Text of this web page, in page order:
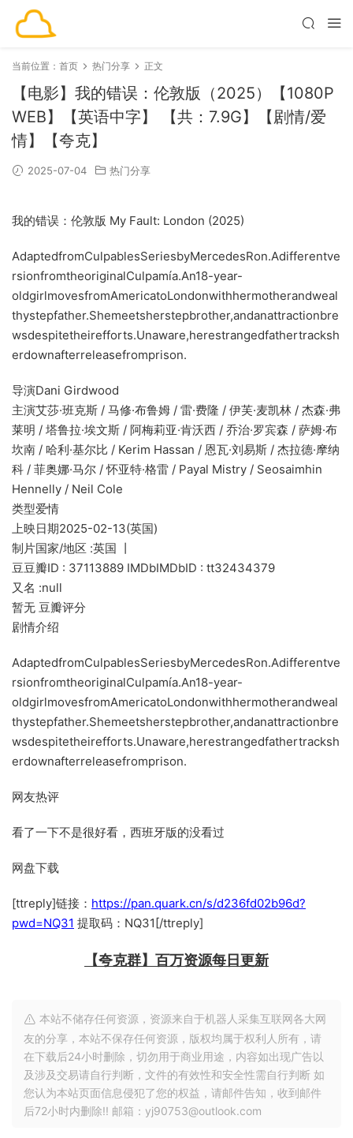
当前位置： 首页 热门分享 正文
【电影】我的错误：伦敦版（2025）【1080P
WEB】【英语中字】 【共：7.9G】【剧情/爱
情】【夸克】
2025-07-04 热门分享
我的错误：伦敦版 My Fault: London (2025)
AdaptedfromCulpablesSeriesbyMercedesRon.Adifferentve
rsionfromtheoriginalCulpamía.An18-year-
oldgirlmovesfromAmericatoLondonwithhermotherandweal
thystepfather.Shemeetsherstepbrother,andanattractionbre
wsdespitetheirefforts.Unaware,herestrangedfathertracksh
erdownafterreleasefromprison.
导演Dani Girdwood
主演艾莎·班克斯 / 马修·布鲁姆 / 雷·费隆 / 伊芙·麦凯林 / 杰森·弗
莱明 / 塔鲁拉·埃文斯 / 阿梅莉亚·肯沃西 / 乔治·罗宾森 / 萨姆·布
坎南 / 哈利·基尔比 / Kerim Hassan / 恩瓦·刘易斯 / 杰拉德·摩纳
科 / 菲奥娜·马尔 / 怀亚特·格雷 / Payal Mistry / Seosaimhin
Hennelly / Neil Cole
类型爱情
上映日期2025-02-13(英国)
制片国家/地区 :英国 丨
豆豆瓣ID : 37113889 IMDbIMDbID : tt32434379
又名 :null
暂无 豆瓣评分
剧情介绍
AdaptedfromCulpablesSeriesbyMercedesRon.Adifferentve
rsionfromtheoriginalCulpamía.An18-year-
oldgirlmovesfromAmericatoLondonwithhermotherandweal
thystepfather.Shemeetsherstepbrother,andanattractionbre
wsdespitetheirefforts.Unaware,herestrangedfathertracksh
erdownafterreleasefromprison.
网友热评
看了一下不是很好看，西班牙版的没看过
网盘下载
[ttreply]链接： https://pan.quark.cn/s/d236fd02b96d?
pwd=NQ31 提取码：NQ31[/ttreply]
【夸克群】百万资源每日更新
本站不储存任何资源，资源来自于机器人采集互联网各大网
友的分享，本站不保存任何资源，版权均属于权利人所有，请
在下载后24小时删除，切勿用于商业用途，内容如出现广告以
及涉及交易请自行判断，文件的有效性和安全性需自行判断 如
您认为本站页面信息侵犯了您的权益，请邮件告知，收到邮件
后72小时内删除!! 邮箱：yj90753@outlook.com